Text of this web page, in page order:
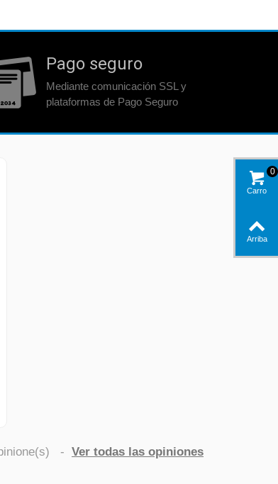
Pago seguro
Mediante comunicación SSL y
plataformas de Pago Seguro
- Ver todas las opiniones
Carro
0
Arriba